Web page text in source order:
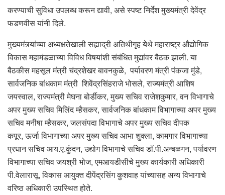
करण्याची सुविधा उपलब्ध करून द्यावी, असे स्पष्ट ‍निर्देश मुख्यमंत्री देवेंद्र
फडणवीस यांनी दिले.
मुख्यमंत्र्यांच्या अध्यक्षतेखाली सह्याद्री अतिथीगृह येथे महाराष्ट्र औद्योगिक
विकास महामंडळाच्या विविध विषयांशी संबंधित मुद्यांवर बैठक झाली. या
बैठकीस महसूल मंत्री चंद्रशेखर बावनकुळे, पर्यावरण मंत्री पंकजा मुंडे,
सार्वजनिक बांधकाम मंत्री ‍ शिवेंद्रसिंहराजे भोसले, राज्यमंत्री आशिष
जयस्वाल, राज्यमंत्री मेघना बोर्डीकर, मुख्य सचिव राजेशकुमार, वन विभागाचे
अपर मुख्य सचिव मिलिंद म्हैसकर, सार्वजनिक बांधकाम विभागाच्या अपर मुख्य
सचिव मनीषा म्हैसकर, जलसंपदा विभागाचे अपर मुख्य सचिव दीपक
कपूर, ऊर्जा विभागाच्या अपर मुख्य सचिव आभा शुक्ला, कामगार विभागाच्या
प्रधान सचिव आय.ए.कुंदन, उद्योग विभागाचे सचिव डॉ.पी.अन्बळगन, पर्यावरण
विभागाच्या सचिव जयश्री भोज, एमआयडीसीचे मुख्य कार्यकारी अधिकारी
पी.वेलारासू, विकास आयुक्त दीपेंद्रसिंग कुशवाह यांच्यासह अन्य विभागाचे
वरिष्ठ अधिकारी उपस्थित होते.